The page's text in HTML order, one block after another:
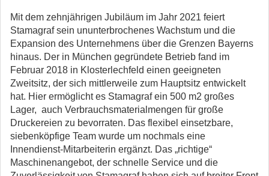
Mit dem zehnjährigen Jubiläum im Jahr 2021 feiert
Stamagraf sein ununterbrochenes Wachstum und die
Expansion des Unternehmens über die Grenzen Bayerns
hinaus. Der in München gegründete Betrieb fand im
Februar 2018 in Klosterlechfeld einen geeigneten
Zweitsitz, der sich mittlerweile zum Hauptsitz entwickelt
hat. Hier ermöglicht es Stamagraf ein 500 m2 großes
Lager, auch Verbrauchsmaterialmengen für große
Druckereien zu bevorraten. Das flexibel einsetzbare,
siebenköpfige Team wurde um nochmals eine
Innendienst-Mitarbeiterin ergänzt. Das „richtige“
Maschinenangebot, der schnelle Service und die